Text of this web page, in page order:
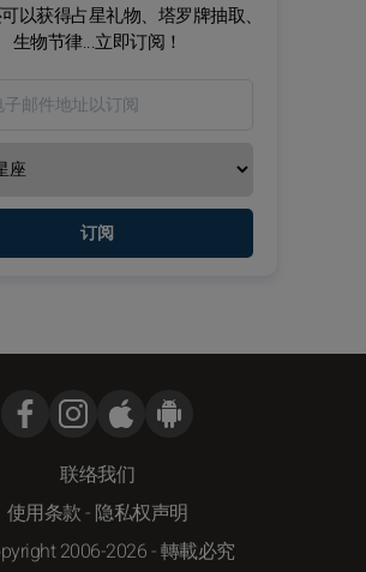
以获得占星礼物、塔罗牌抽取、
生物节律...立即订阅！
订阅
联络我们
使用条款- 隐私权声明
2006-2026 - 轉載必究